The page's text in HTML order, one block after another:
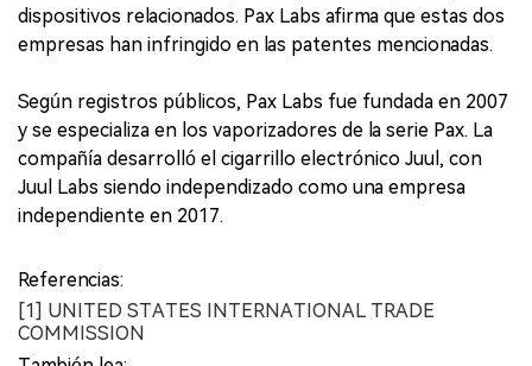
dispositivos relacionados. Pax Labs afirma que estas dos
empresas han infringido en las patentes mencionadas.
Según registros públicos, Pax Labs fue fundada en 2007
y se especializa en los vaporizadores de la serie Pax. La
compañía desarrolló el cigarrillo electrónico Juul, con
Juul Labs siendo independizado como una empresa
independiente en 2017.
Referencias:
[1] UNITED STATES INTERNATIONAL TRADE
COMMISSION